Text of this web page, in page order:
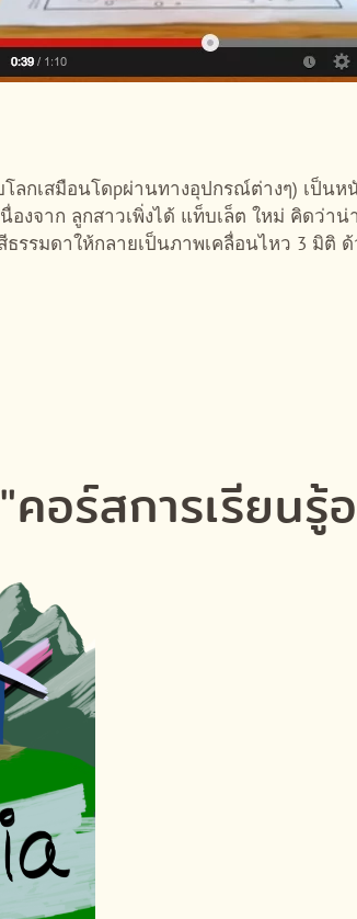
ลกเสมือนโดpผ่านทางอุปกรณ์ต่างๆ) เป็น
จาก ลูกสาวเพิ่งได้ แท็บเล็ต ใหม่ คิดว่า
รรมดาให้กลายเป็นภาพเคลื่อนไหว 3 มิติ
อร์สการเรียนรู้